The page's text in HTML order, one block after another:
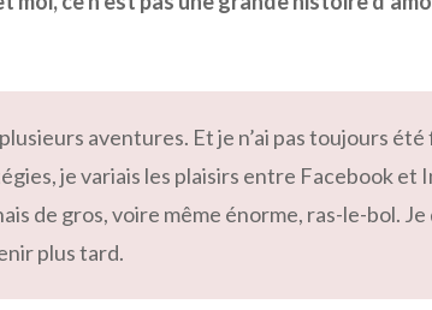
plusieurs aventures. Et je n’ai pas toujours
je variais les plaisirs entre Facebook et
de gros, voire même énorme, ras-le-bol.
plus tard.